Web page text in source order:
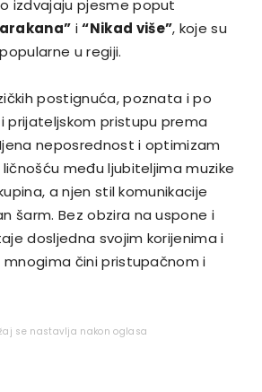
izdvajaju pjesme poput
i“Nikad više”, koje su
u regiji.
postignuća, poznata i po
prijateljskom pristupu prema
neposrednost i optimizam
među ljubiteljima muzike
a njen stil komunikacije
šarm. Bez obzira na uspone i
dosljedna svojim korijenima i
čini pristupačnom i
se nastavlja nakon oglasa